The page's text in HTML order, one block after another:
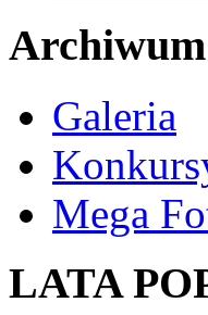
Archiwum
Galeria
Mega
LATA